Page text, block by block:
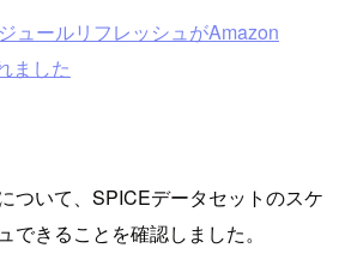
ュールリフレッシュがAmazon
ました
ついて、SPICEデータセットのスケ
できることを確認しました。